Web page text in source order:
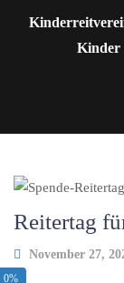
Kinder
Reitertag
November 27,
0%